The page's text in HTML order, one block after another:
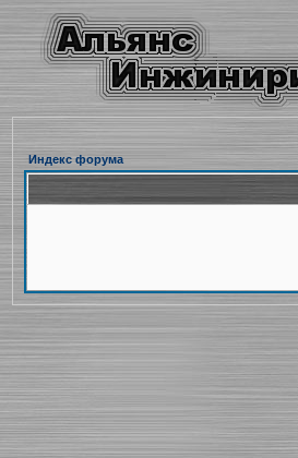
Индекс форума